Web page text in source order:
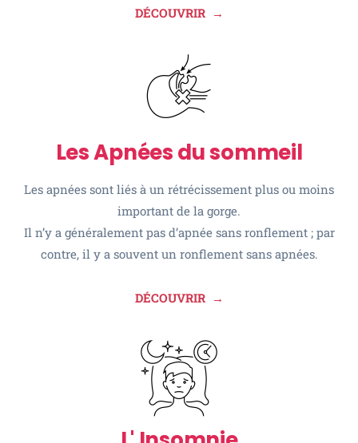
DÉCOUVRIR→
Les Apnées du sommeil
Les apnées sont liés à un rétrécissement plus ou moins
important de la gorge.
Il n’y a généralement pas d’apnée sans ronflement ; par
contre, il y a souvent un ronflement sans apnées.
DÉCOUVRIR →